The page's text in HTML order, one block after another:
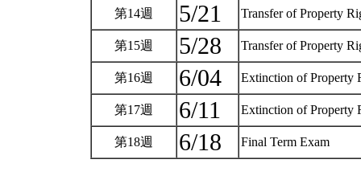
第14週 5/21 Transfer of Property
第15週 5/28 Transfer of Property
第16週 6/04 Extinction of Property
第17週 6/11 Extinction of Property
第18週 6/18 Final Term Exam